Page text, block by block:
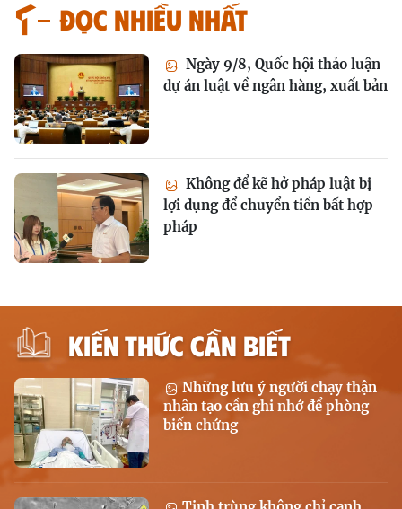
Đọc nhiều nhất
Ngày 9/8, Quốc hội thảo luận
dự án luật về ngân hàng, xuất bản
Không để kẽ hở pháp luật bị
lợi dụng để chuyển tiền bất hợp
pháp
KIẾN THỨC CẦN BIẾT
Những lưu ý người chạy thận
nhân tạo cần ghi nhớ để phòng
biến chứng